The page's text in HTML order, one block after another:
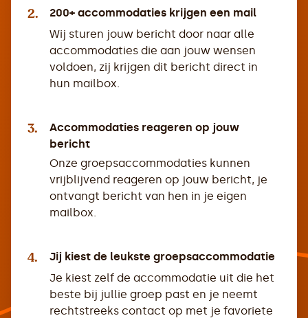
2.
200+ accommodaties krijgen een mail
Wij sturen jouw bericht door naar alle
accommodaties die aan jouw wensen
voldoen, zij krijgen dit bericht direct in
hun mailbox.
3.
Accommodaties reageren op jouw
bericht
Onze groepsaccommodaties kunnen
vrijblijvend reageren op jouw bericht, je
ontvangt bericht van hen in je eigen
mailbox.
4.
Jij kiest de leukste groepsaccommodatie
Je kiest zelf de accommodatie uit die het
beste bij jullie groep past en je neemt
rechtstreeks contact op met je favoriete